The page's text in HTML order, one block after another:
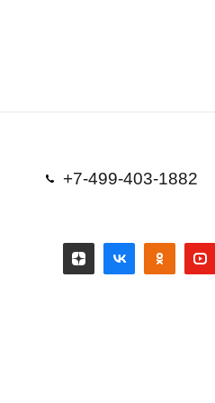
+7-499-403-1882